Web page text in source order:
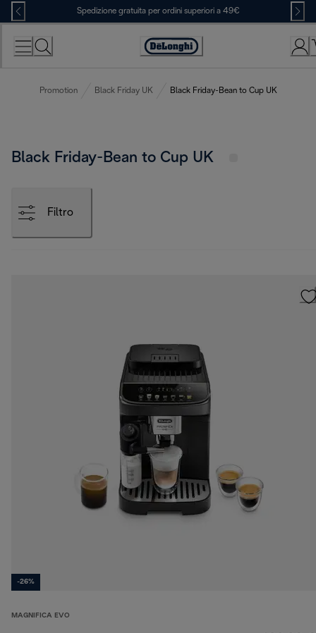
Skip
to
Content
Spedizione gratuita per ordini superiori a 49€
Accessibility
Promotion Black Friday UK Black Friday-Bean to Cup UK
Black Friday-Bean to Cup UK
Filtro
-26%
MAGNIFICA EVO